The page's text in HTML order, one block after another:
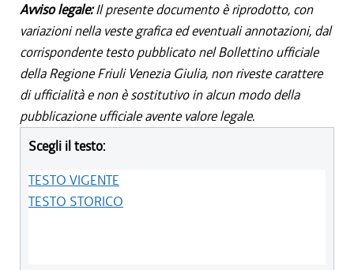
Avviso legale:Il presente documento è riprodotto, con
variazioni nella veste grafica ed eventuali annotazioni, dal
corrispondente testo pubblicato nel Bollettino ufficiale
della Regione Friuli Venezia Giulia, non riveste carattere
di ufficialità e non è sostitutivo in alcun modo della
pubblicazione ufficiale avente valore legale.
Scegli il testo:
TESTO VIGENTE
TESTO STORICO